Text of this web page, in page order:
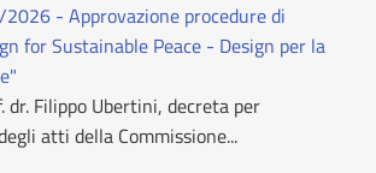
- Approvazione procedure di
for Sustainable Peace - Design per la
dr. Filippo Ubertini, decreta per
atti della Commissione...